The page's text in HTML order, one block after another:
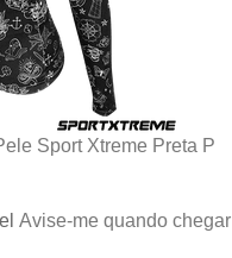
Sport Xtreme Preta P
Avise-me quando chegar